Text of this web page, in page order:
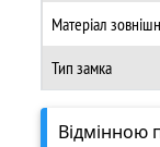
Матеріал
Тип замка
Відмінною